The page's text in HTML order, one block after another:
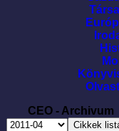
CEO - Archivum